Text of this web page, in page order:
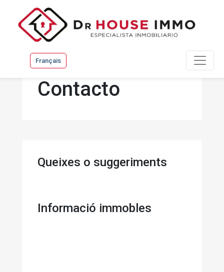
Français
Contacto
Queixes o suggeriments
Informació immobles